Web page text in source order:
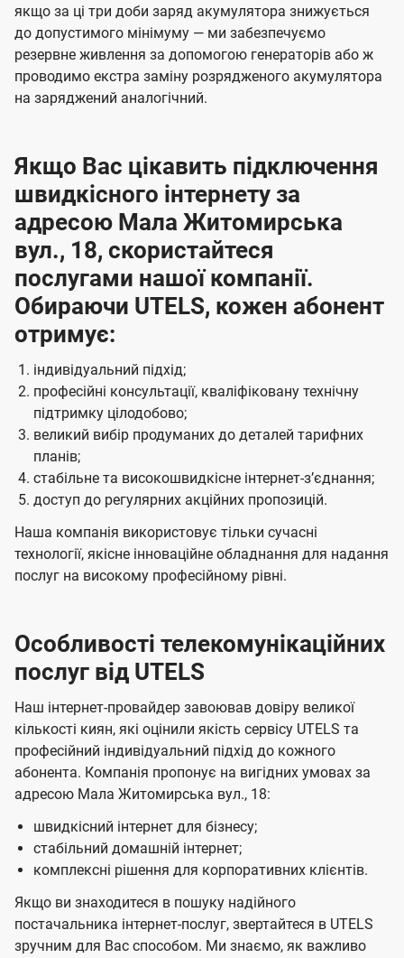
якщо за ці три доби заряд акумулятора знижується
до допустимого мінімуму — ми забезпечуємо
резервне живлення за допомогою генераторів або ж
проводимо екстра заміну розрядженого акумулятора
на заряджений аналогічний.
Якщо Вас цікавить підключення
швидкісного інтернету за
адресою Мала Житомирська
вул., 18, скористайтеся
послугами нашої компанії.
Обираючи UTELS, кожен абонент
отримує:
індивідуальний підхід;
професійні консультації, кваліфіковану технічну
підтримку цілодобово;
великий вибір продуманих до деталей тарифних
планів;
стабільне та високошвидкісне інтернет-зʼєднання;
доступ до регулярних акційних пропозицій.
Наша компанія використовує тільки сучасні
технології, якісне інноваційне обладнання для надання
послуг на високому професійному рівні.
Особливості телекомунікаційних
послуг від UTELS
Наш інтернет-провайдер завоював довіру великої
кількості киян, які оцінили якість сервісу UTELS та
професійний індивідуальний підхід до кожного
абонента. Компанія пропонує на вигідних умовах за
адресою Мала Житомирська вул., 18:
швидкісний інтернет для бізнесу;
стабільний домашній інтернет;
комплексні рішення для корпоративних клієнтів.
Якщо ви знаходитеся в пошуку надійного
постачальника інтернет-послуг, звертайтеся в UTELS
зручним для Вас способом. Ми знаємо, як важливо